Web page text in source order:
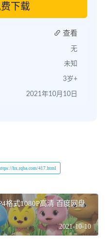
下载
查看
无
未知
3岁+
2021年10月10日
hx.rqba.com/417.html
格式1080P高清 百度网盘
2021-10-10